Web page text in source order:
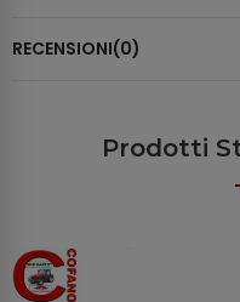
RECENSIONI(0)
Prodotti